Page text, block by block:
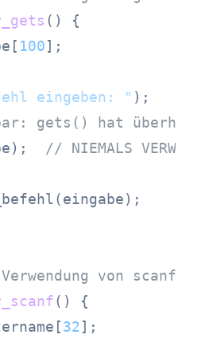
()
{
100];
eingeben: " );
gets() hat
// NIEMALS
von scanf
()
{
32];